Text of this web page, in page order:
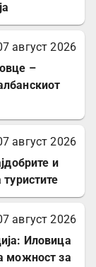
август 2026
–
август 2026
и
август 2026
Иловица
можност за